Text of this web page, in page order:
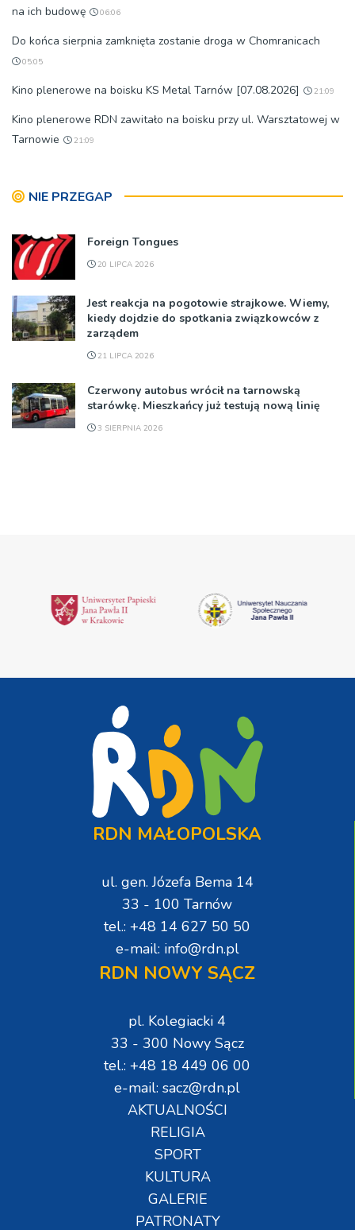
na ich budowę
06:06
Do końca sierpnia zamknięta zostanie droga w Chomranicach
05:05
Kino plenerowe na boisku KS Metal Tarnów [07.08.2026] 21:09
Kino plenerowe RDN zawitało na boisku przy ul. Warsztatowej w
Tarnowie
21:09
NIE PRZEGAP
Foreign Tongues
20 LIPCA 2026
Jest reakcja na pogotowie strajkowe. Wiemy,
kiedy dojdzie do spotkania związkowców z
zarządem
21 LIPCA 2026
Czerwony autobus wrócił na tarnowską
starówkę. Mieszkańcy już testują nową linię
3 SIERPNIA 2026
RDN MAŁOPOLSKA
ul. gen. Józefa Bema 14
33 - 100 Tarnów
tel.: +48 14 627 50 50
e-mail: info@rdn.pl
RDN NOWY SĄCZ
pl. Kolegiacki 4
33 - 300 Nowy Sącz
tel.: +48 18 449 06 00
e-mail: sacz@rdn.pl
AKTUALNOŚCI
RELIGIA
SPORT
KULTURA
GALERIE
PATRONATY